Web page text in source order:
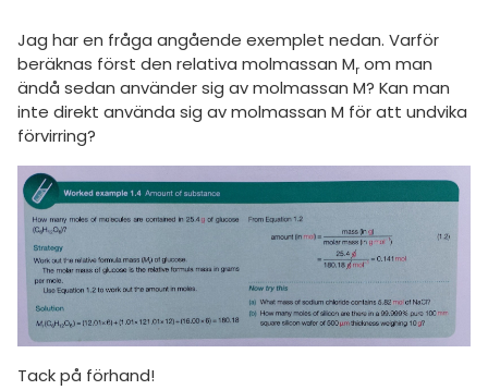
Jag har en fråga angående exemplet nedan. Varför
beräknas först den relativa molmassan Mr om man
ändå sedan använder sig av molmassan M? Kan man
inte direkt använda sig av molmassan M för att undvika
förvirring?
Tack på förhand!
Livehjälpen
Topplistor
10 inloggade
Om Pluggakuten
Allmänna villkor
språk
ämnen
diskussioner